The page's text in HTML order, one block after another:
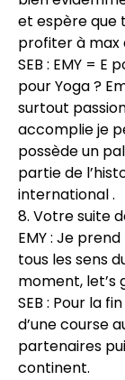
et espère que
profiter à max
SEB : EMY =
pour Yoga ?
surtout
accomplie je
possède un
partie de
international .
8. Votre suite
EMY : Je
tous les sens
moment, let’s
SEB : Pour la
d’une course
partenaires
continent.